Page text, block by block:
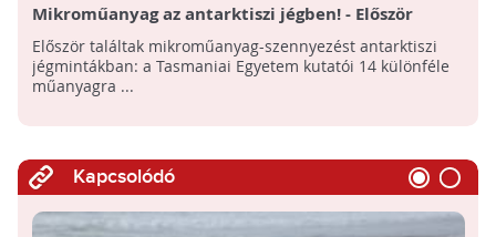
Mikroműanyag az antarktiszi jégben! - Először
találtak szennyeződést a kutatók a sarkvidéken
Először találtak mikroműanyag-szennyezést antarktiszi
jégmintákban: a Tasmaniai Egyetem kutatói 14 különféle
műanyagra ...
Kapcsolódó